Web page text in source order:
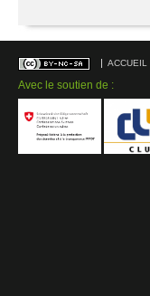
ACCUEIL
Avec le soutien de :